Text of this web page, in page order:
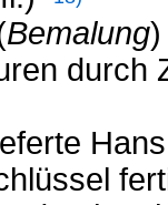
Bemalung)
durch
Hans